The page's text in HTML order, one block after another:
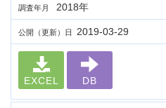
調査年月 2018年
公開（更新）日 2019-03-29
EXCEL DB